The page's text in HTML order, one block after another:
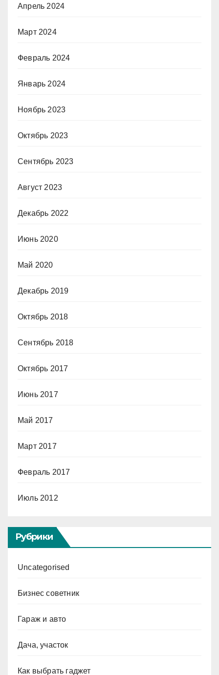
Апрель 2024
Март 2024
Февраль 2024
Январь 2024
Ноябрь 2023
Октябрь 2023
Сентябрь 2023
Август 2023
Декабрь 2022
Июнь 2020
Май 2020
Декабрь 2019
Октябрь 2018
Сентябрь 2018
Октябрь 2017
Июнь 2017
Май 2017
Март 2017
Февраль 2017
Июль 2012
Рубрики
Uncategorised
Бизнес советник
Гараж и авто
Дача, участок
Как выбрать гаджет